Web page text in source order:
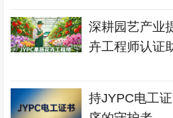
深耕园艺产业
卉工程师认证
持JYPC电工